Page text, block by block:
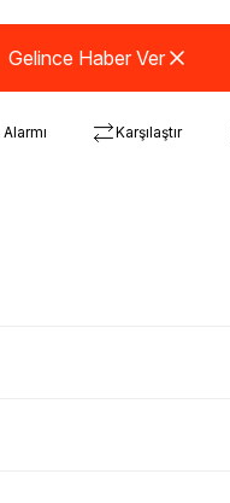
Gelince Haber Ver
Karşılaştır